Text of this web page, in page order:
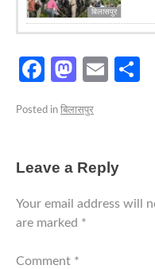
बिलासपुर
FacebookEmail
Posted in बिलासपुर
Leave a Reply
Your email address will
are marked *
Comment *